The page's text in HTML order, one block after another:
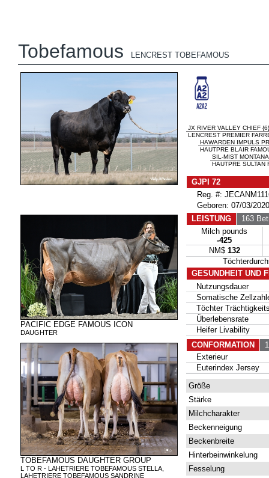
Tobefamous LENCREST TOBEFAMOUS
PACIFIC EDGE FAMOUS ICON
DAUGHTER
TOBEFAMOUS DAUGHTER GROUP
L TO R - LAHETRIERE TOBEFAMOUS STELLA,
LAHETRIERE TOBEFAMOUS SANDRINE
JX RIVER VALLEY CHIEF {6}
LENCREST PREMIER
HAWARDEN IMPULS
HAUTPRE BLAIR
SIL-MIST
HAUTPRE SULTAN
GJPI 72
Reg. #:
Geboren: 07/03/2020
LEISTUNG
163
Milch pounds
-425
NM$ 132
GESUNDHEIT UND
Nutzungsdauer
Somatische
Töchter
Überlebensrate
Heifer Livability
CONFORMATION
Exterieur
Euterindex Jersey
Größe
Stärke
Milchcharakter
Beckenneigung
Beckenbreite
Hinterbeinwinkelung
Fesselung